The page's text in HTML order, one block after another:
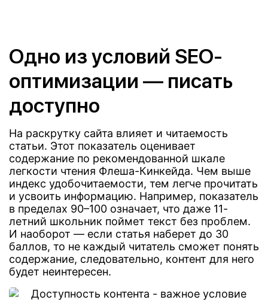
Одно из условий SEO-
оптимизации — писать
доступно
На раскрутку сайта влияет и читаемость
статьи. Этот показатель оценивает
содержание по рекомендованной шкале
легкости чтения Флеша-Кинкейда. Чем выше
индекс удобочитаемости, тем легче прочитать
и усвоить информацию. Например, показатель
в пределах 90–100 означает, что даже 11-
летний школьник поймет текст без проблем.
И наоборот — если статья наберет до 30
баллов, то не каждый читатель сможет понять
содержание, следовательно, контент для него
будет неинтересен.